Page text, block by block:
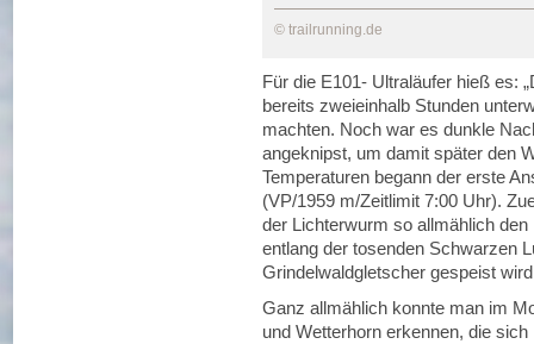
© trailrunning.de
Für die E101- Ultraläufer hieß es:
bereits zweieinhalb Stunden
machten. Noch war es dunkle
angeknipst, um damit später den
Temperaturen begann der erste
(VP/1959 m/Zeitlimit 7:00 Uhr).
der Lichterwurm so allmählich
entlang der tosenden Schwarzen
Grindelwaldgletscher gespeist
Ganz allmählich konnte man im
und Wetterhorn erkennen, die